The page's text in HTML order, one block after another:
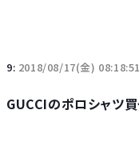
9: 2018/08/17(金)
GUCCIのポロシャツ買